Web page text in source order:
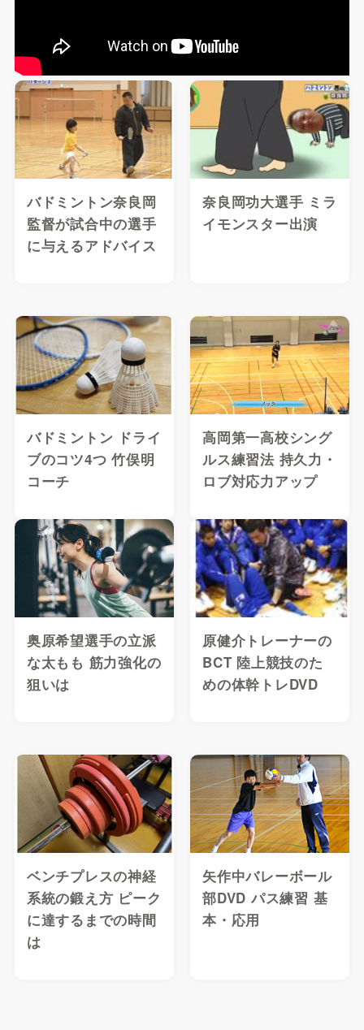
バドミントン奈良岡
監督が試合中の選手
に与えるアドバイス
奈良岡功大選手 ミラ
イモンスター出演
バドミントン ドライ
ブのコツ4つ 竹俣明
コーチ
高岡第一高校シング
ルス練習法 持久力・
ロブ対応力アップ
奥原希望選手の立派
な太もも 筋力強化の
狙いは
原健介トレーナーの
BCT 陸上競技のた
めの体幹トレDVD
ベンチプレスの神経
系統の鍛え方 ピーク
に達するまでの時間
は
矢作中バレーボール
部DVD パス練習 基
本・応用